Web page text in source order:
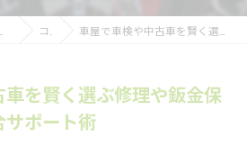
コラム 車屋で車検や中古車を賢く選ぶ修理や鈑金保険まで安心の総合サポート術
を賢く選ぶ修理や鈑金保
サポート術